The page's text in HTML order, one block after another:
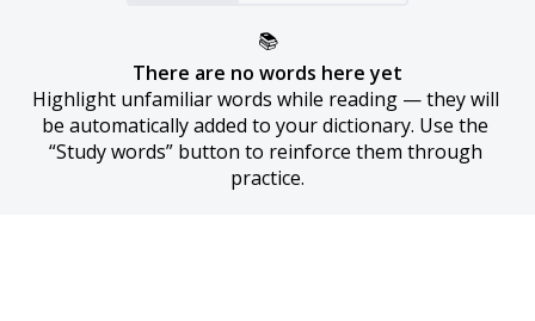
📚
There are no words here yet
Highlight unfamiliar words while reading — they will
be automatically added to your dictionary. Use the
“Study words” button to reinforce them through
practice.